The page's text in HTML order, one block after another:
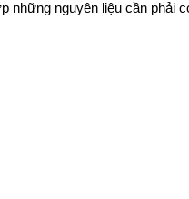
nguyên liệu cần phải